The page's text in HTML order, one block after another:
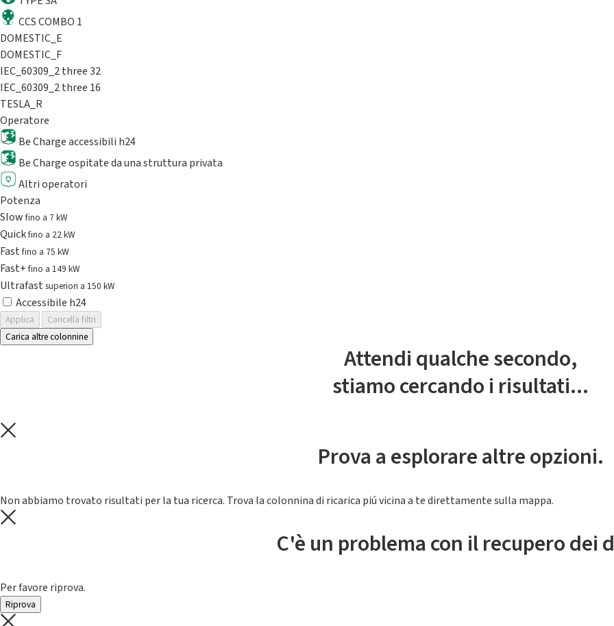
CCS COMBO 1
DOMESTIC_E
DOMESTIC_F
IEC_60309_2 three 32
IEC_60309_2 three 16
TESLA_R
Operatore
Be Charge accessibili h24
Be Charge ospitate da una struttura privata
Altri operatori
Potenza
Slowfino a 7 kW
Quickfino a 22 kW
Fastfino a 75 kW
Fast+fino a 149 kW
Ultrafast superiori a 150 kW
Accessibile h24
Applica
Cancella filtri
Carica altre colonnine
Attendi qualche secondo,
stiamo cercando i risultati...
Prova a esplorare altre opzioni.
Non abbiamo trovato risultati per la tua ricerca. Trova la colonnina di ricarica piú vicina a te direttamente sulla mappa.
C'è un problema con il recupero dei
Per favore riprova.
Riprova